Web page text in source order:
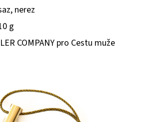
nerez
g
COMPANY pro Cestu muže